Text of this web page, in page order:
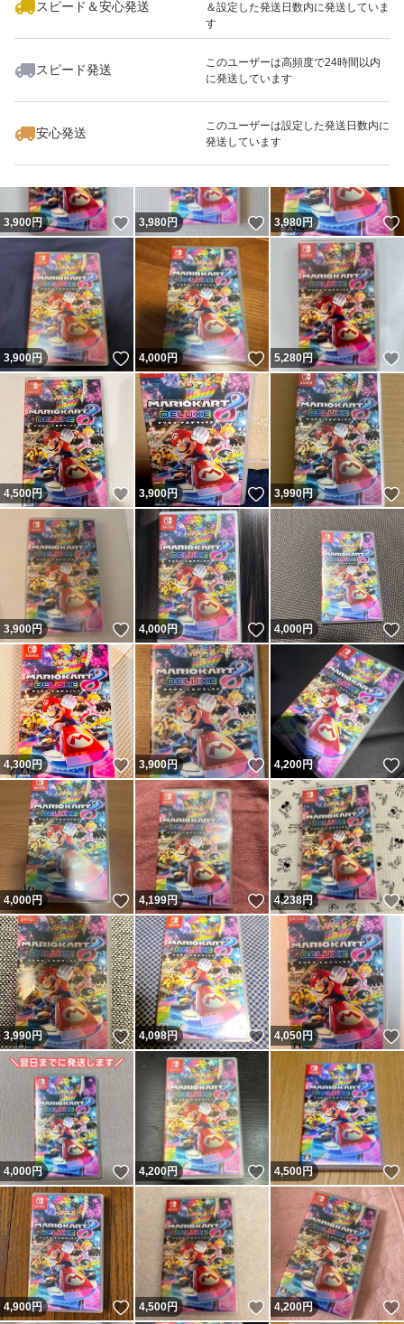
スピード＆安心発送
＆設定した発送日数内に発送していま
す
スピード発送
このユーザーは高頻度で24時間以内
に発送しています
安心発送
このユーザーは設定した発送日数内に
発送しています
いいね！
3,898
3,900円 いいね！
3,980円 いいね！
3,980円
3,900円 いいね！
4,000円 いいね！
5,280円
4,500円 いいね！
3,900円 いいね！
3,990円
3,900円 いいね！
4,000円 いいね！
4,000円
4,300円 いいね！
3,900円 いいね！
4,200円
4,000円 いいね！
4,199円 いいね！
4,238円
3,990円 いいね！
4,098円 いいね！
4,050円
4,000円 いいね！
4,200円 いいね！
4,500円
4,900円 いいね！
4,500円 いいね！
4,200円